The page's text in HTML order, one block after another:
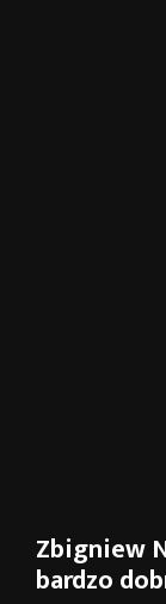
Zbigniew
bardzo